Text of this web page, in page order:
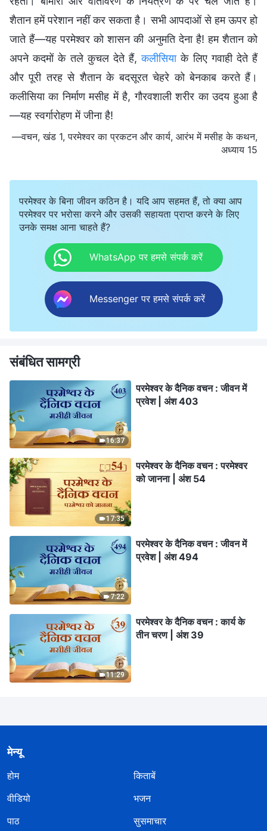
शैतान हमें परेशान नहीं कर सकता है। सभी आपदाओं से हम ऊपर हो
जाते हैं—यह परमेश्वर को शासन की अनुमति देना है! हम शैतान को
अपने कदमों के तले कुचल देते हैं,कलीसियाके लिए गवाही देते हैं
और पूरी तरह से शैतान के बदसूरत चेहरे को बेनकाब करते हैं।
कलीसिया का निर्माण मसीह में है, गौरवशाली शरीर का उदय हुआ है
—यह स्‍वर्गारोहण में जीना है!
—वचन, खंड 1, परमेश्वर का प्रकटन और कार्य, आरंभ में मसीह के कथन,
अध्याय 15
परमेश्वर के बिना जीवन कठिन है। यदि आप सहमत हैं, तो क्या आप
परमेश्वर पर भरोसा करने और उसकी सहायता प्राप्त करने के लिए
उनके समक्ष आना चाहते हैं?
WhatsApp पर हमसे संपर्क करें
Messenger पर हमसे संपर्क करें
संबंधित सामग्री
16:37
परमेश्वर के दैनिक वचन : जीवन में
प्रवेश | अंश 403
17:35
परमेश्वर के दैनिक वचन : परमेश्वर
को जानना | अंश 54
7:22
परमेश्वर के दैनिक वचन : जीवन में
प्रवेश | अंश 494
11:29
परमेश्वर के दैनिक वचन : कार्य के
तीन चरण | अंश 39
मेन्यू
होम
किताबें
वीडियो
भजन
पाठ
सुसमाचार